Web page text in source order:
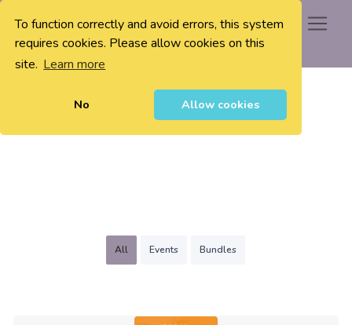
To function correctly and avoid errors, this system
requires cookies. Please allow cookies on this
site. Learn more
No Allow cookies
0
All Events Bundles